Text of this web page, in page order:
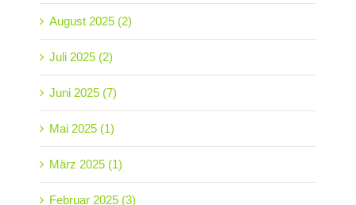
August 2025 (2)
Juli 2025 (2)
Juni 2025 (7)
Mai 2025 (1)
März 2025 (1)
Februar 2025 (3)